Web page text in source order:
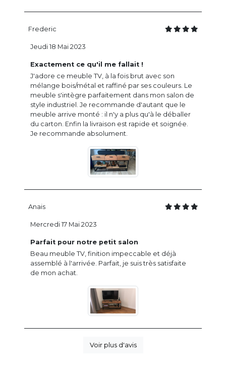
Frederic
Exactement ce qu'il me fallait !
J'adore ce meuble TV, à la fois brut avec son
mélange bois/métal et raffiné par ses couleurs. Le
meuble s'intègre parfaitement dans mon salon de
style industriel. Je recommande d'autant que le
meuble arrive monté : il n'y a plus qu'à le déballer
du carton. Enfin la livraison est rapide et soignée.
Je recommande absolument.
Jeudi 18 Mai 2023
Anais
Parfait pour notre petit salon
Beau meuble TV, finition impeccable et déjà
assemblé à l'arrivée. Parfait, je suis très satisfaite
de mon achat.
Mercredi 17 Mai 2023
Voir plus d'avis